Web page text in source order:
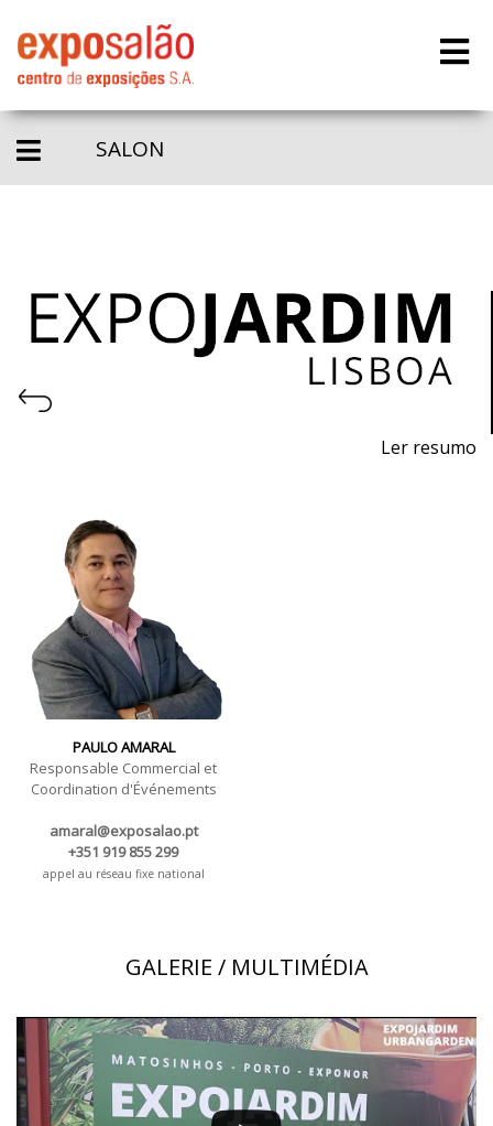
SALON
Ler resumo
7 au 9 avril 2022 - FIL - Lisbonne
Jeudi au samedi - 10h / 19h
PAULO AMARAL
Responsable Commercial et
Coordination d'Événements
amaral@exposalao.pt
+351 919 855 299
appel au réseau fixe national
GALERIE / MULTIMÉDIA